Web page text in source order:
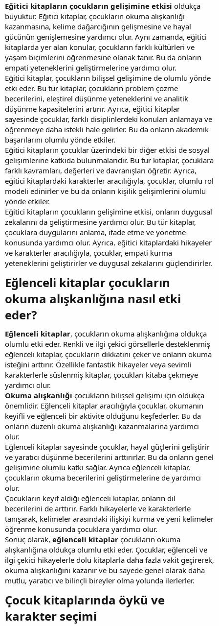
Eğitici kitapların çocukların gelişimine etkisi oldukça
büyüktür. Eğitici kitaplar, çocukların okuma alışkanlığı
kazanmasına, kelime dağarcığının gelişmesine ve hayal
gücünün genişlemesine yardımcı olur. Aynı zamanda, eğitici
kitaplarda yer alan konular, çocukların farklı kültürleri ve
yaşam biçimlerini öğrenmesine olanak tanır. Bu da onların
empati yeteneklerini geliştirmelerine yardımcı olur.
Eğitici kitaplar, çocukların bilişsel gelişimine de olumlu yönde
etki eder. Bu tür kitaplar, çocukların problem çözme
becerilerini, eleştirel düşünme yeteneklerini ve analitik
düşünme kapasitelerini artırır. Ayrıca, eğitici kitaplar
sayesinde çocuklar, farklı disiplinlerdeki konuları anlamaya ve
öğrenmeye daha istekli hale gelirler. Bu da onların akademik
başarılarını olumlu yönde etkiler.
Eğitici kitapların çocuklar üzerindeki bir diğer etkisi de sosyal
gelişimlerine katkıda bulunmalarıdır. Bu tür kitaplar, çocuklara
farklı kavramları, değerleri ve davranışları öğretir. Ayrıca,
eğitici kitaplardaki karakterler aracılığıyla, çocuklar, olumlu rol
modeli edinirler ve bu da onların kişilik gelişimlerini olumlu
yönde etkiler.
Eğitici kitapların çocukların gelişimine etkisi, onların duygusal
zekalarını da geliştirmesine yardımcı olur. Bu tür kitaplar,
çocuklara duygularını anlama, ifade etme ve yönetme
konusunda yardımcı olur. Ayrıca, eğitici kitaplardaki hikayeler
ve karakterler aracılığıyla, çocuklar, empati kurma
yeteneklerini geliştirirler ve duygusal zekalarını güçlendirirler.
Eğlenceli kitaplar çocukların
okuma alışkanlığına nasıl etki
eder?​
Eğlenceli kitaplar, çocukların okuma alışkanlığına oldukça
olumlu etki eder. Renkli ve ilgi çekici görsellerle desteklenmiş
eğlenceli kitaplar, çocukların dikkatini çeker ve onların okuma
isteğini arttırır. Özellikle fantastik hikayeler veya sevimli
karakterlerle süslenmiş kitaplar, çocukları kitaba çekmeye
yardımcı olur.
Okuma alışkanlığı çocukların bilişsel gelişimi için oldukça
önemlidir. Eğlenceli kitaplar aracılığıyla çocuklar, okumanın
keyifli ve eğlenceli bir aktivite olduğunu keşfederler. Bu da
onların düzenli okuma alışkanlığı kazanmalarına yardımcı
olur.
Eğlenceli kitaplar sayesinde çocuklar, hayal güçlerini geliştirir
ve yaratıcı düşünme becerilerini arttırırlar. Bu da onların genel
gelişimine olumlu katkı sağlar. Ayrıca eğlenceli kitaplar,
çocukların okuma becerilerini geliştirmelerine de yardımcı
olur.
Çocukların keyif aldığı eğlenceli kitaplar, onların dil
becerilerini de arttırır. Farklı hikayelerle ve karakterlerle
tanışarak, kelimeler arasındaki ilişkiyi kurma ve yeni kelimeler
öğrenme konusunda çocuklara yardımcı olur.
Sonuç olarak, eğlenceli kitaplar çocukların okuma
alışkanlığına oldukça olumlu etki eder. Çocuklar, eğlenceli ve
ilgi çekici hikayelerle dolu kitaplarla daha fazla vakit geçirerek,
okuma alışkanlığını kazanır ve bu sayede genel olarak daha
mutlu, yaratıcı ve bilinçli bireyler olma yolunda ilerlerler.
Çocuk kitaplarında öykü ve
karakter seçimi​